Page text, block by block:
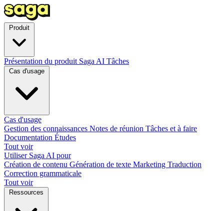
Présentation du produit Saga AI Tâches
Cas d'usage
Gestion des connaissances Notes de réunion Tâches et à faire
Documentation Études
Tout voir
Utiliser Saga AI pour
Création de contenu Génération de texte Marketing Traduction
Correction grammaticale
Tout voir